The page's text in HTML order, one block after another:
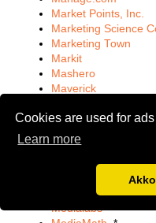
Cookies are used for
Learn more
Market Points, Inc.
Marketing Science
Marketing Town
Markit
Mashero
Maverick
Maytrics
Media Lab Limited
Media.net
mediaintelligence
Medialabs